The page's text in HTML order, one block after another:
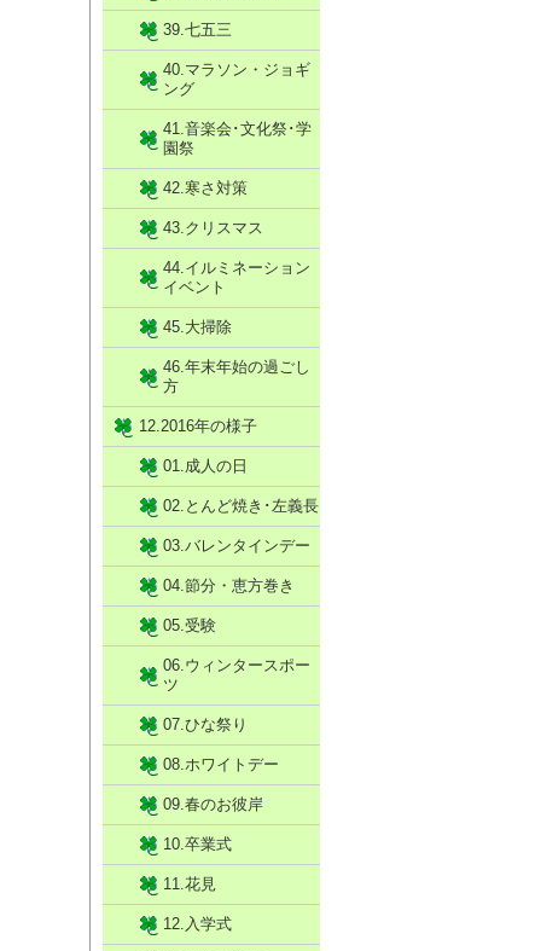
39.七五三
40.マラソン・ジョギ
ング
41.音楽会･文化祭･学
園祭
42.寒さ対策
43.クリスマス
44.イルミネーション
イベント
45.大掃除
46.年末年始の過ごし
方
12.2016年の様子
01.成人の日
02.とんど焼き･左義長
03.バレンタインデー
04.節分・恵方巻き
05.受験
06.ウィンタースポー
ツ
07.ひな祭り
08.ホワイトデー
09.春のお彼岸
10.卒業式
11.花見
12.入学式